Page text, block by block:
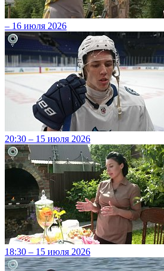
– 16 июля 2026
20:30 – 15 июля 2026
18:30 – 15 июля 2026